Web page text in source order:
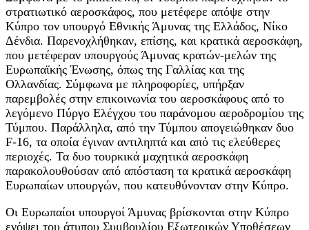
στρατιωτικό αεροσκάφος, που μετέφερε απόψε στην
Κύπρο τον υπουργό Εθνικής Άμυνας της Ελλάδος, Νίκο
Δένδια. Παρενοχλήθηκαν, επίσης, και κρατικά αεροσκάφη,
που μετέφεραν υπουργούς Άμυνας κρατών-μελών της
Ευρωπαϊκής Ένωσης, όπως της Γαλλίας και της
Ολλανδίας. Σύμφωνα με πληροφορίες, υπήρξαν
παρεμβολές στην επικοινωνία του αεροσκάφους από το
λεγόμενο Πύργο Ελέγχου του παράνομου αεροδρομίου της
Τύμπου. Παράλληλα, από την Τύμπου απογειώθηκαν δυο
F-16, τα οποία έγιναν αντιληπτά και από τις ελεύθερες
περιοχές. Τα δυο τουρκικά μαχητικά αεροσκάφη
παρακολουθούσαν από απόσταση τα κρατικά αεροσκάφη
Ευρωπαίων υπουργών, που κατευθύνονταν στην Κύπρο.
Οι Ευρωπαίοι υπουργοί Άμυνας βρίσκονται στην Κύπρο
ενόψει του άτυπου Συμβουλίου Εξωτερικών Υποθέσεων